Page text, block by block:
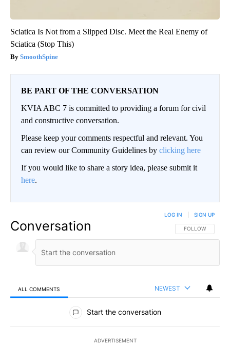
Sciatica Is Not from a Slipped Disc. Meet the Real Enemy of
Sciatica (Stop This)
SmoothSpine
BE PART OF THE CONVERSATION
KVIA ABC 7 is committed to providing a forum for civil
and constructive conversation.
Please keep your comments respectful and relevant. You
can review our Community Guidelines by clicking here
If you would like to share a story idea, please submit it
here.
Conversation FOLLOW THIS
FOLLOW
LOG IN SIGN UP
ALL COMMENTS NEWEST
All Comments
Start the conversation
ADVERTISEMENT